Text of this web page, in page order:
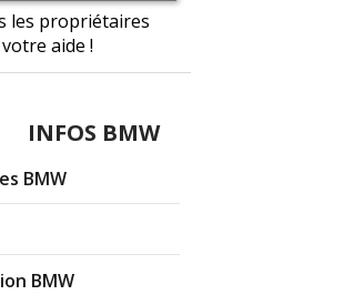
les propriétaires
aide !
INFOS BMW
BMW
BMW